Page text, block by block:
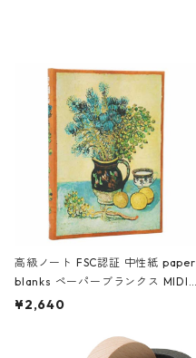
高級ノート FSC認証 中性紙 paper
blanks ペーパーブランクス MIDI
ハードカバー 罫線 ヴァン・ゴッホ
¥2,640